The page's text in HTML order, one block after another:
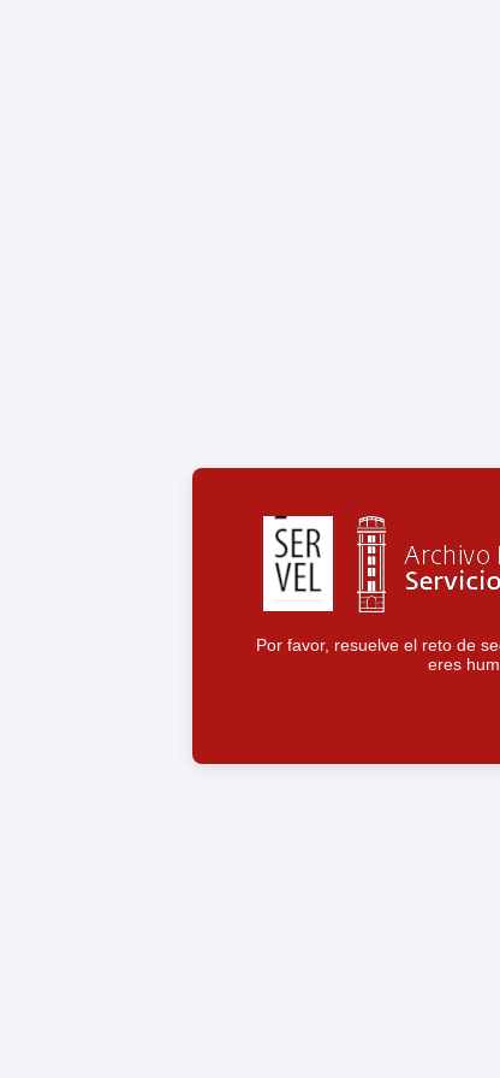
Por favor, resuelve el reto de
eres